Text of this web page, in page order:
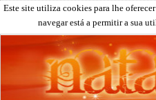
Este site utiliza cookies para lhe
navegar está a permitir a sua